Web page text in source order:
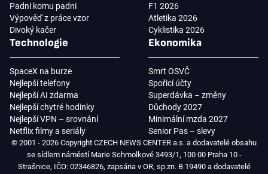
Padni komu padni
Výpověď z práce vzor
Divoký kačer
F1 2026
Atletika 2026
Cyklistika 2026
Technologie
SpaceX na burze
Nejlepší telefony
Nejlepší AI zdarma
Nejlepší chytré hodinky
Nejlepší VPN – srovnání
Netflix filmy a seriály
Ekonomika
Smrt OSVČ
Spořicí účty
Superdávka – změny
Důchody 2027
Minimální mzda 2027
Senior Pas – slevy
© 2001 - 2026 Copyright CZECH NEWS CENTER a.s. a dodavatelé obsahu
se sídlem náměstí Marie Schmolkové 3493/1, 100 00 Praha 10 -
Strašnice, IČO: 02346826, zapsána v OR, sp.zn. B 19490 a dodavatelé